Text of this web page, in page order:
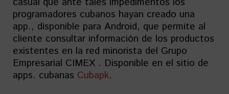
programadores cubanos hayan creado una
app., disponible para Android, que permite al
cliente consultar información de los productos
existentes en la red minorista del Grupo
Empresarial CIMEX . Disponible en el sitio de
apps. cubanas Cubapk.